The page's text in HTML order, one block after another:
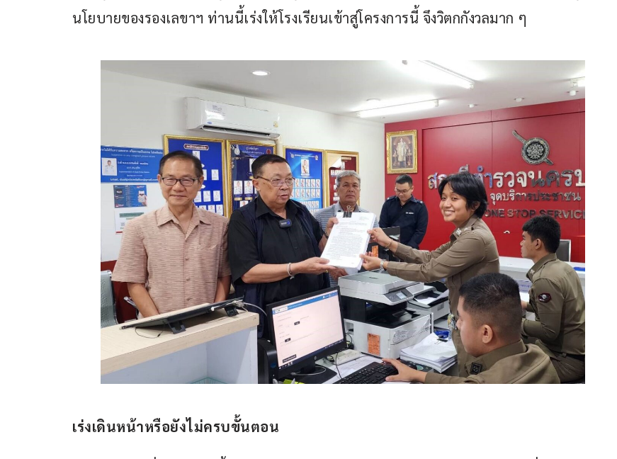
นโยบายของรองเลขาฯ ท่านนี้เร่งให้โรงเรียนเข้าสู่โครงการนี้ จึงวิตกกังวลมาก ๆ
เร่งเดินหน้าหรือยังไม่ครบขั้นตอน